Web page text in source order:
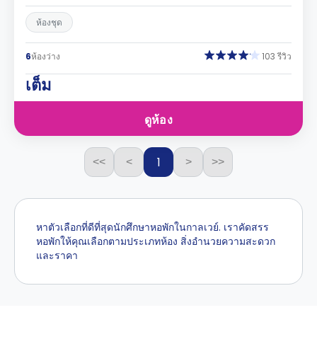
ห้องชุด
6ห้องว่าง 103 รีวิว
เต็ม
ดูห้อง
<< < 1 > >>
หาตัวเลือกที่ดีที่สุดนักศึกษาหอพักในกาลเวย์. เราคัดสรร
หอพักให้คุณเลือกตามประเภทห้อง สิ่งอำนวยความสะดวก
และราคา